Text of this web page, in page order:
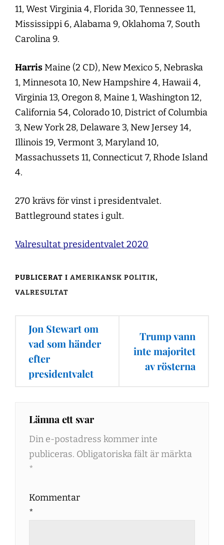
11, West Virginia 4, Florida 30, Tennessee 11,
Mississippi 6, Alabama 9, Oklahoma 7, South
Carolina 9.
HarrisMaine (2 CD), New Mexico 5, Nebraska
1, Minnesota 10, New Hampshire 4, Hawaii 4,
Virginia 13, Oregon 8, Maine 1, Washington 12,
California 54, Colorado 10, District of Columbia
3, New York 28, Delaware 3, New Jersey 14,
Illinois 19, Vermont 3, Maryland 10,
Massachussets 11, Connecticut 7, Rhode Island
4.
270 krävs för vinst i presidentvalet.
Battleground states i gult.
Valresultat presidentvalet 2020
PUBLICERAT I AMERIKANSK POLITIK,
VALRESULTAT
Inläggsnavigering
Jon Stewart om
vad som händer
efter
presidentvalet
Trump vann
inte majoritet
av rösterna
Lämna ett svar
Din e-postadress kommer inte
publiceras. Obligatoriska fält är märkta
*
Kommentar
*